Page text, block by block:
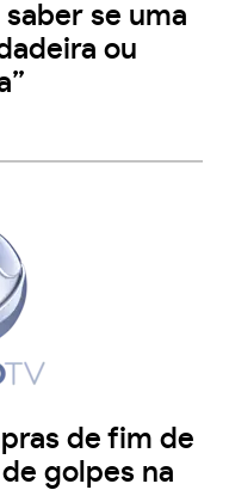
se uma
ou
de fim de
golpes na